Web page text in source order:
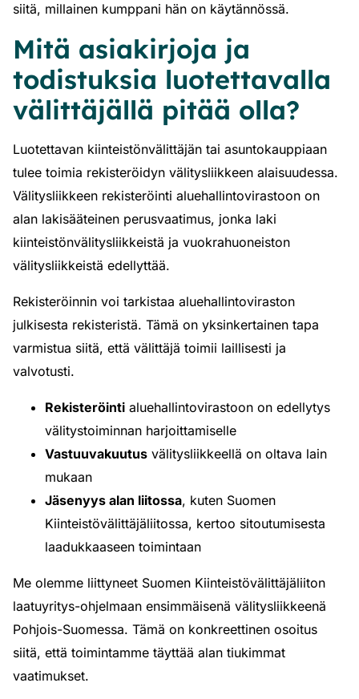
siitä, millainen kumppani hän on käytännössä.
Mitä asiakirjoja ja
todistuksia luotettavalla
välittäjällä pitää olla?
Luotettavan kiinteistönvälittäjän tai asuntokauppiaan
tulee toimia rekisteröidyn välitysliikkeen alaisuudessa.
Välitysliikkeen rekisteröinti aluehallintovirastoon on
alan lakisääteinen perusvaatimus, jonka laki
kiinteistönvälitysliikkeistä ja vuokrahuoneiston
välitysliikkeistä edellyttää.
Rekisteröinnin voi tarkistaa aluehallintoviraston
julkisesta rekisteristä. Tämä on yksinkertainen tapa
varmistua siitä, että välittäjä toimii laillisesti ja
valvotusti.
Rekisteröinti aluehallintovirastoon on edellytys
välitystoiminnan harjoittamiselle
Vastuuvakuutus välitysliikkeellä on oltava lain
mukaan
Jäsenyys alan liitossa, kuten Suomen
Kiinteistövälittäjäliitossa, kertoo sitoutumisesta
laadukkaaseen toimintaan
Me olemme liittyneet Suomen Kiinteistövälittäjäliiton
laatuyritys-ohjelmaan ensimmäisenä välitysliikkeenä
Pohjois-Suomessa. Tämä on konkreettinen osoitus
siitä, että toimintamme täyttää alan tiukimmat
vaatimukset.